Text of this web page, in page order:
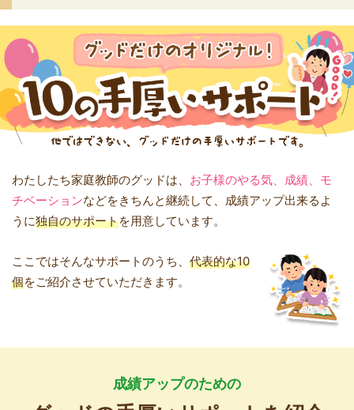
わたしたち家庭教師のグッドは、 お子様のやる気、成績、モ
チベーションなどをきちんと継続して、成績アップ出来るよ
うに独自のサポートを用意しています。
ここではそんなサポートのうち、 代表的な10
個をご紹介させていただきます。
成績アップのための